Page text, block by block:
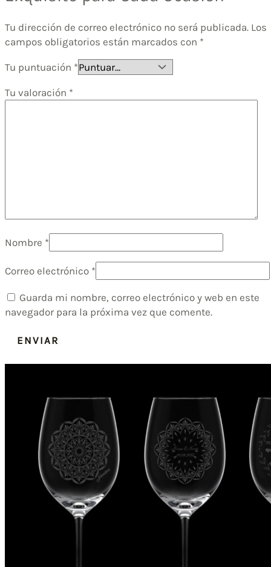
Tu dirección de correo electrónico no será publicada. Los
campos obligatorios están marcados con *
Tu puntuación *
Tu valoración *
Nombre *
Correo electrónico *
Guarda mi nombre, correo electrónico y web en este
navegador para la próxima vez que comente.